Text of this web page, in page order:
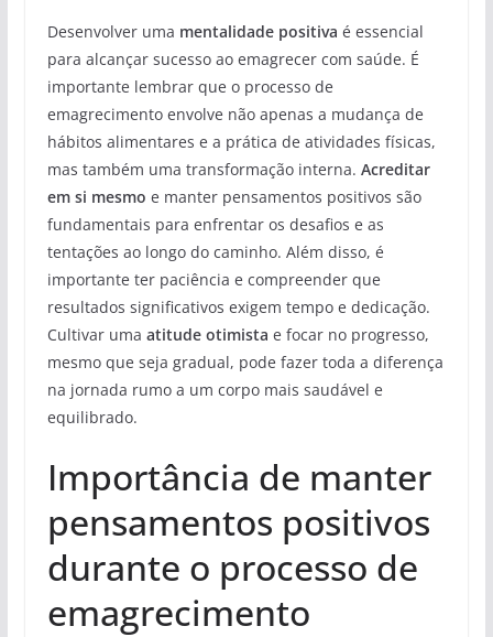
Desenvolver uma mentalidade positiva é essencial
para alcançar sucesso ao emagrecer com saúde. É
importante lembrar que o processo de
emagrecimento envolve não apenas a mudança de
hábitos alimentares e a prática de atividades físicas,
mas também uma transformação interna. Acreditar
em si mesmo e manter pensamentos positivos são
fundamentais para enfrentar os desafios e as
tentações ao longo do caminho. Além disso, é
importante ter paciência e compreender que
resultados significativos exigem tempo e dedicação.
Cultivar uma atitude otimista e focar no progresso,
mesmo que seja gradual, pode fazer toda a diferença
na jornada rumo a um corpo mais saudável e
equilibrado.
Importância de manter
pensamentos positivos
durante o processo de
emagrecimento